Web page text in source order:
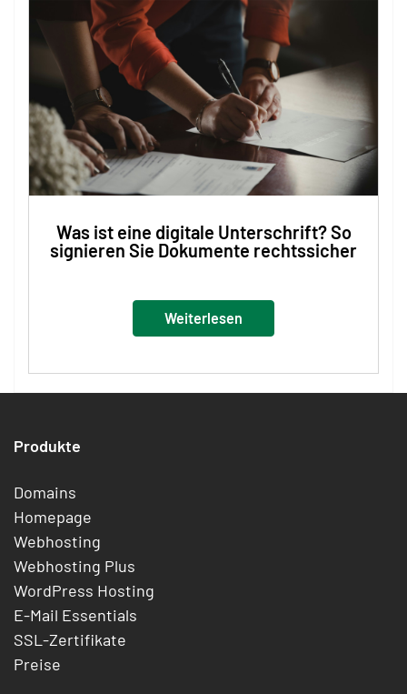
Was ist eine digitale Unterschrift? So
signieren Sie Dokumente rechtssicher
Weiterlesen
Produkte
Domains
Homepage
Webhosting
Webhosting Plus
WordPress Hosting
E-Mail Essentials
SSL-Zertifikate
Preise